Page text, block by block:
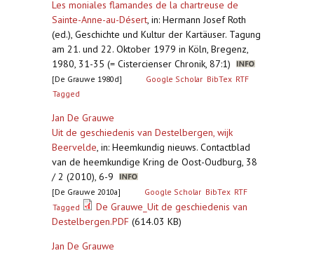
Les moniales flamandes de la chartreuse de
Sainte-Anne-au-Désert, in: Hermann Josef Roth
(ed.), Geschichte und Kultur der Kartäuser. Tagung
am 21. und 22. Oktober 1979 in Köln, Bregenz,
1980, 31-35 (= Cistercienser Chronik, 87:1)
[De Grauwe 1980d] Google Scholar BibTex RTF
Tagged
Jan De Grauwe
Uit de geschiedenis van Destelbergen, wijk
Beervelde, in: Heemkundig nieuws. Contactblad
van de heemkundige Kring de Oost-Oudburg, 38
/ 2 (2010), 6-9
[De Grauwe 2010a] Google Scholar BibTex RTF
Tagged
De Grauwe_Uit de geschiedenis van
Destelbergen.PDF (614.03 KB)
Jan De Grauwe